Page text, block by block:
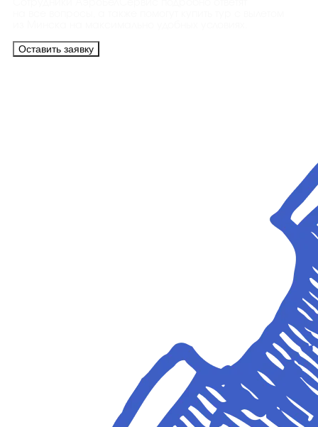
Оставить заявку